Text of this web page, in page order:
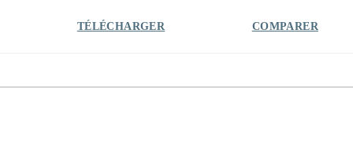
TÉLÉCHARGER COMPARER